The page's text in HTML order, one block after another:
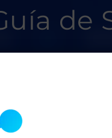
de